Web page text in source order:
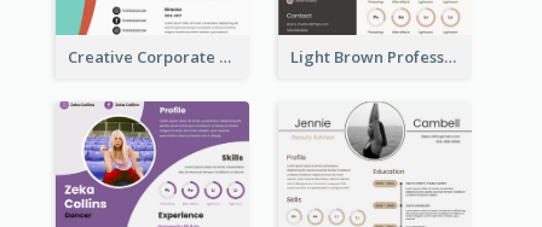
Creative Corporate Teal Resume Light Brown Professional Resume